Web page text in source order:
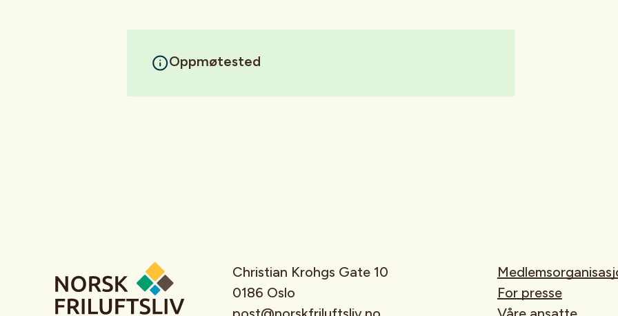
Oppmøtested
Christian Krohgs Gate 10
0186 Oslo
For presse